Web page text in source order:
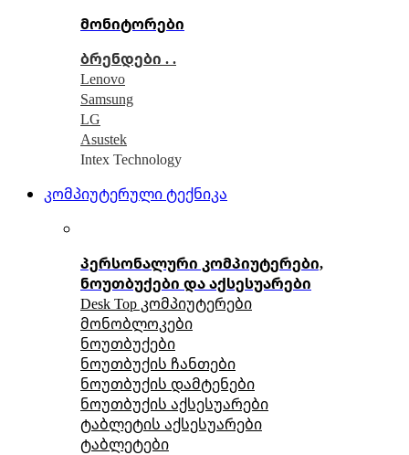
მონიტორები
ბრენდები . .
Lenovo
Samsung
LG
Asustek
Intex Technology
კომპიუტერული ტექნიკა
პერსონალური კომპიუტერები,
ნოუთბუქები და აქსესუარები
Desk Top კომპიუტერები
მონობლოკები
ნოუთბუქები
ნოუთბუქის ჩანთები
ნოუთბუქის დამტენები
ნოუთბუქის აქსესუარები
ტაბლეტის აქსესუარები
ტაბლეტები